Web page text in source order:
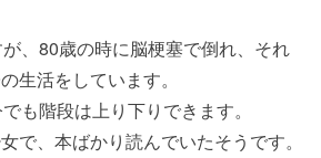
、80歳の時に脳梗塞で倒れ、それ
生活をしています。
も階段は上り下りできます。
で、本ばかり読んでいたそうです。